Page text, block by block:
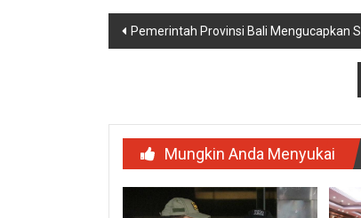
Navigasi
Pemerintah Provinsi Bali Mengucapkan
Mungkin Anda Menyukai